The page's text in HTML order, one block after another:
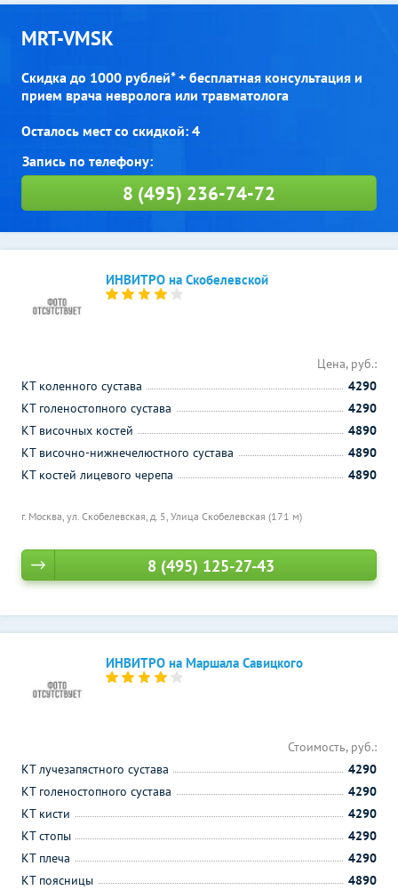
MRT-VMSK
Скидка до 1000 рублей* + бесплатная консультация и
прием врача невролога или травматолога
Осталось мест со скидкой: 4
8 (495) 236-74-72
ИНВИТРО на Скобелевской
г. Москва, ул. Скобелевская, д. 5, Улица Скобелевская (171 м)
Цена, руб.:
КТ коленного сустава
4290
КТ голеностопного сустава
4290
КТ височных костей
4890
КТ височно-нижнечелюстного сустава
4890
КТ костей лицевого черепа
4890
8 (495) 125-27-43
ИНВИТРО на Маршала Савицкого
Стоимость, руб.:
КТ лучезапястного сустава
4290
КТ голеностопного сустава
4290
КТ кисти
4290
КТ стопы
4290
КТ плеча
4290
КТ поясницы
4890